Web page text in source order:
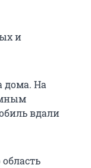
и
дома. На
вдали